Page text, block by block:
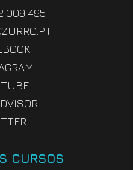
CURSOS
009 495